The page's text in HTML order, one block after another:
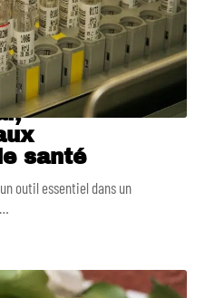
santé
outil essentiel dans un
…